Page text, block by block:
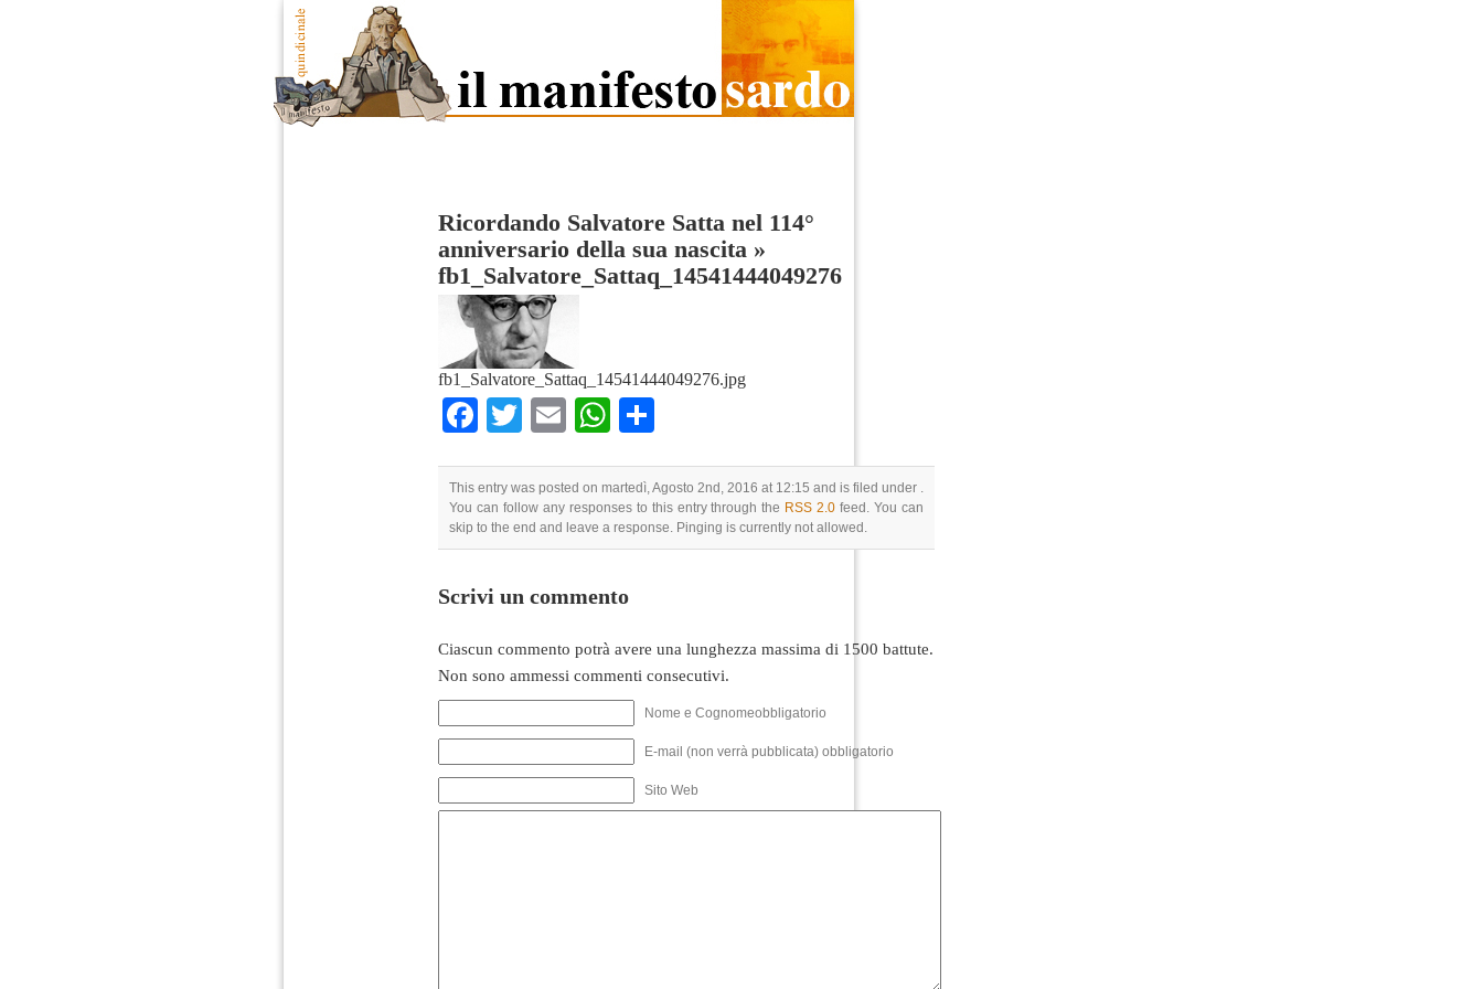
Ricordando Salvatore Satta nel 114°
anniversario della sua nascita »
fb1_Salvatore_Sattaq_14541444049276
fb1_Salvatore_Sattaq_14541444049276.jpg
Facebook
TwitterEmailWhatsApp
This entry was posted on martedì, Agosto 2nd, 2016 at 12:15 and is filed under .
You can follow any responses to this entry through the RSS 2.0 feed. You can
skip to the end and leave a response. Pinging is currently not allowed.
Scrivi un commento
Ciascun commento potrà avere una lunghezza massima di 1500 battute.
Non sono ammessi commenti consecutivi.
Nome e Cognomeobbligatorio
E-mail (non verrà pubblicata) obbligatorio
Sito Web